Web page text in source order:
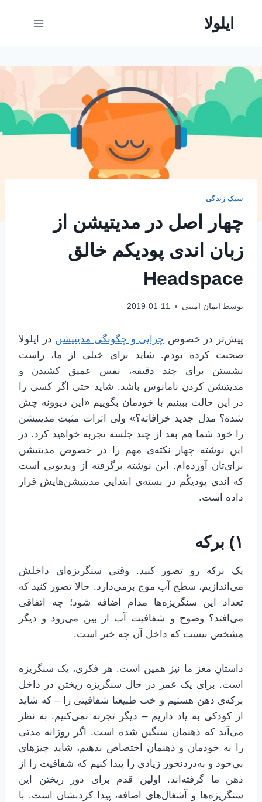
ایلولا
سبک زندگی
چهار اصل در مدیتیشن از
زبان اندی پودیکم خالق
Headspace
توسط ایمان امینی 2019-01-11
پیش‌تر در خصوص چرایی و چگونگی مدیتیشن در ایلولا
صحبت کرده بودم. شاید برای خیلی از ما، راست
نشستن برای چند دقیقه، نفس عمیق کشیدن و
مدیتیشن کردن نامانوس باشد. شاید حتی اگر کسی را
در این حالت ببینیم با خودمان بگوییم «این دیوونه چش
شده؟ مدل جدید خرافاته؟» ولی اثرات مثبت مدیتیشن
را خود شما هم بعد از چند جلسه تجربه خواهید کرد. در
این نوشته چهار نکته‌ی مهم را در خصوص مدیتیشن
برای‌تان آورده‌ام. این نوشته برگرفته از ویدیویی است
که اندی پودیکُم در بسته‌ی ابتدایی مدیتیشن‌هایش قرار
داده است.
۱) برکه
یک برکه رو تصور کنید. وقتی سنگریزه‌ای داخلش
می‌اندازیم، سطح آب موج برمی‌دارد. حالا تصور کنید که
تعداد این سنگریزه‌ها مدام اضافه شود؛ چه اتفاقی
می‌افتد؟ وضوح و شفافیت آب از بین می‌رود و دیگر
مشخص نیست که داخل آن چه خبر است.
داستانِ مغز ما نیز همین است. هر فکری، یک سنگریزه
است. برای یک عمر در حال سنگریزه ریختن در داخل
برکه‌ی ذهن هستیم و خب طبیعتا شفافیتی را – که شاید
از کودکی به یاد داریم – دیگر تجربه نمی‌کنیم. به نظر
می‌آید که ذهنمان سنگین شده است. اگر روزانه مدتی
را به خودمان و ذهنمان اختصاص بدهیم، شاید چیزهای
بی‌خود و به‌دردنخور زیادی را پیدا کنیم که شفافیت را از
ذهن ما گرفته‌اند. اولین قدم برای دور ریختن این
سنگریزه‌ها و آشغال‌های اضافه، پیدا کردنشان است. با